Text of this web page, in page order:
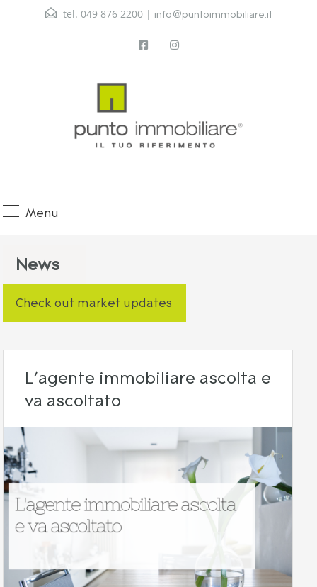
tel. 049 876 2200 | info@puntoimmobiliare.it
Menu
News
Check out market updates
L’agente immobiliare ascolta e
va ascoltato